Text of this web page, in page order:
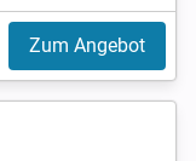
Zum Angebot